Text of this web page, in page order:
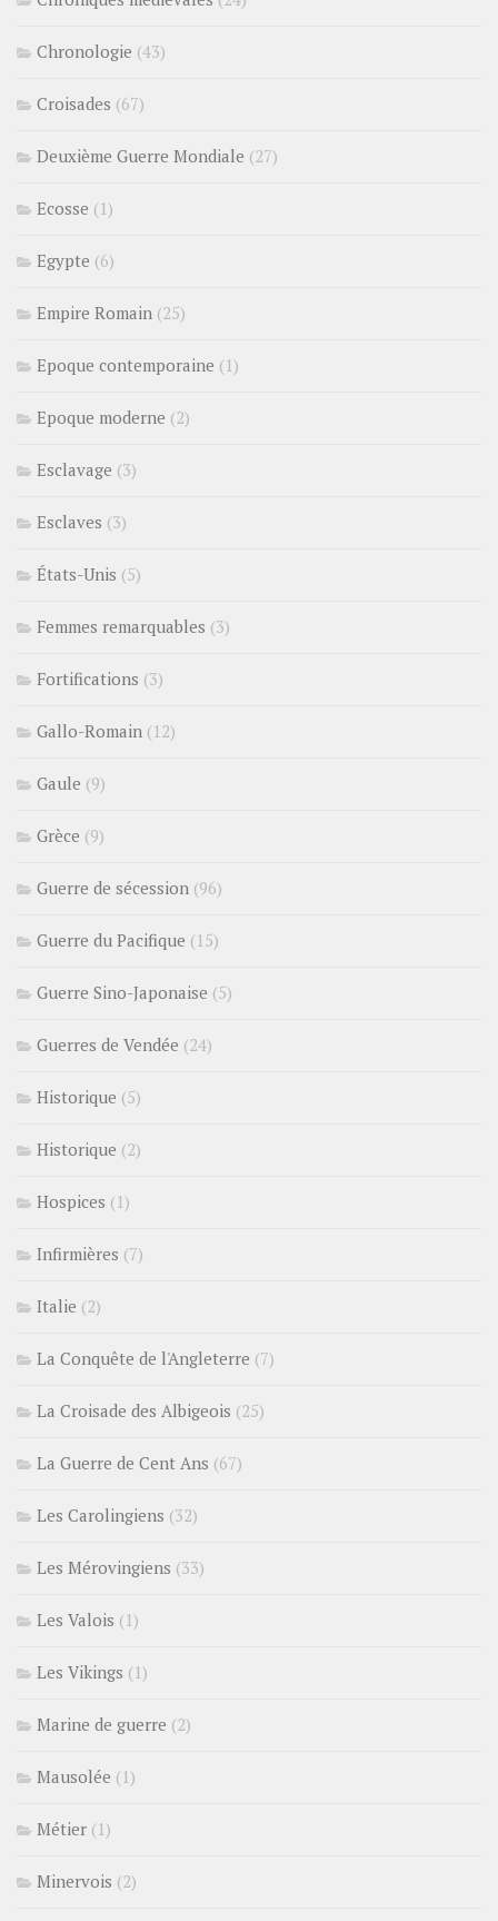
Chronologie (43)
Croisades (67)
Deuxième Guerre Mondiale (27)
Ecosse (1)
Egypte (6)
Empire Romain (25)
Epoque contemporaine (1)
Epoque moderne (2)
Esclavage (3)
Esclaves (3)
États-Unis (5)
Femmes remarquables (3)
Fortifications (3)
Gallo-Romain (12)
Gaule (9)
Grèce (9)
Guerre de sécession (96)
Guerre du Pacifique (15)
Guerre Sino-Japonaise (5)
Guerres de Vendée (24)
Historique (5)
Historique (2)
Hospices (1)
Infirmières (7)
Italie (2)
La Conquête de l'Angleterre (7)
La Croisade des Albigeois (25)
La Guerre de Cent Ans (67)
Les Carolingiens (32)
Les Mérovingiens (33)
Les Valois (1)
Les Vikings (1)
Marine de guerre (2)
Mausolée (1)
Métier (1)
Minervois (2)